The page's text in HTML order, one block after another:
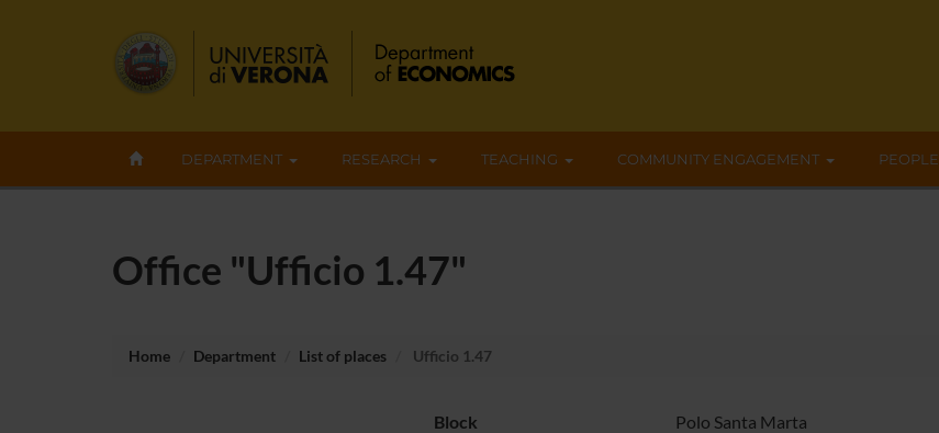
DEPARTMENT RESEARCH TEACHING COMMUNITY ENGAGEMENT PEOPLE
Office "Ufficio 1.47"
Home Department List of places Ufficio 1.47
Block Polo Santa Marta